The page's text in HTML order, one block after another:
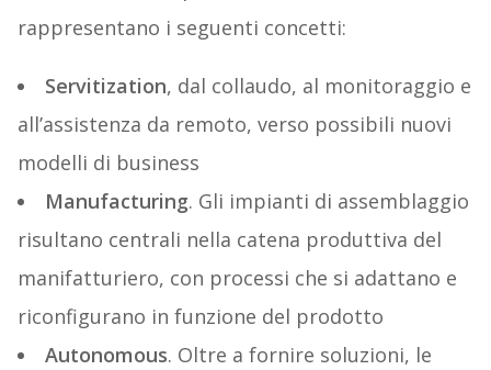
rappresentano i seguenti concetti:
Servitization, dal collaudo, al monitoraggio e
all’assistenza da remoto, verso possibili nuovi
modelli di business
Manufacturing. Gli impianti di assemblaggio
risultano centrali nella catena produttiva del
manifatturiero, con processi che si adattano e
riconfigurano in funzione del prodotto
Autonomous. Oltre a fornire soluzioni, le